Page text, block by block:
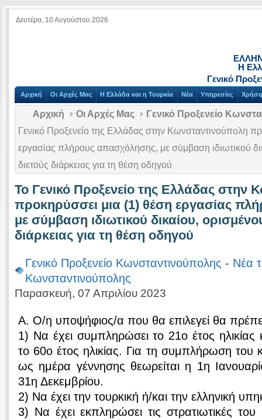
Δευτέρα, 10 Αυγούστου 2026
Η
Γενικό
Αρχική Οι Αρχές Μας Η Ελλάδα και η Τουρκία Νέα Υπηρεσίες
Αρχική Οι Αρχές Μας
Γενικό Προξενείο
Γενικό Προξενείο της Ελλάδας στην Κωνσταντινούπολη
εργασίας πλήρους απασχόλησης, με σύμβαση ιδιωτικού
διετούς διάρκειας για τη θέση οδηγού
Το Γενικό Προξενείο της Ελλάδας στην
προκηρύσσει μια (1) θέση εργασίας
με σύμβαση ιδιωτικού δικαίου,
διάρκειας για τη θέση οδηγού
Γενικό Προξενείο Κωνσταντινούπολης - Νέα
Κωνσταντινούπολης
Παρασκευή, 07 Απριλίου 2023
A. Ο/η υποψήφιος/α που θα επιλεγεί θα
1) Να έχει συμπληρώσει το 21ο έτος ηλικίας
το 60ο έτος ηλικίας. Για τη συμπλήρωση του
ως ημέρα γέννησης θεωρείται η 1η
31η Δεκεμβρίου.
2) Να έχει την τουρκική ή/και την ελληνική
3) Να έχει εκπληρώσει τις στρατιωτικές